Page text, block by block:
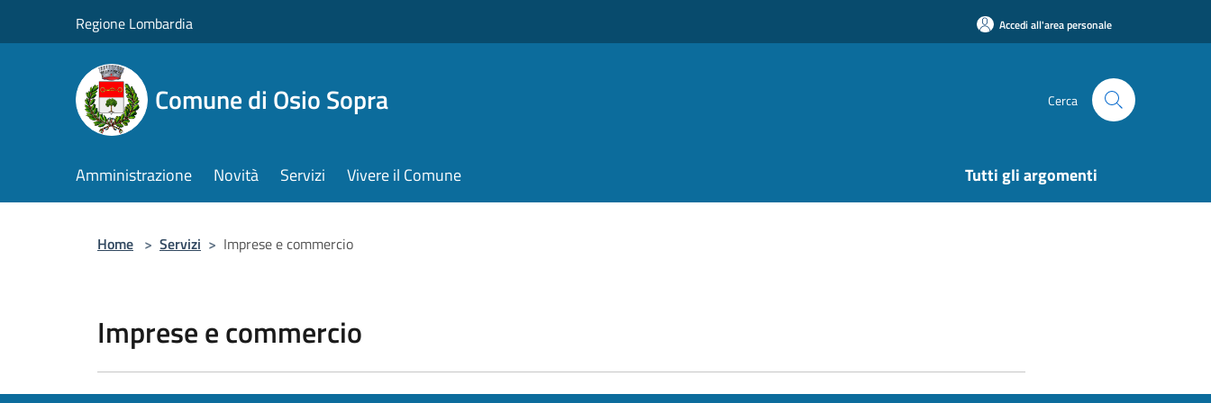
Regione Lombardia Accedi all'area personale
Comune di Osio Sopra Cerca
Amministrazione Novità Servizi Vivere il Comune Tutti gli argomenti
Home > Servizi > Imprese e commercio
Imprese e commercio